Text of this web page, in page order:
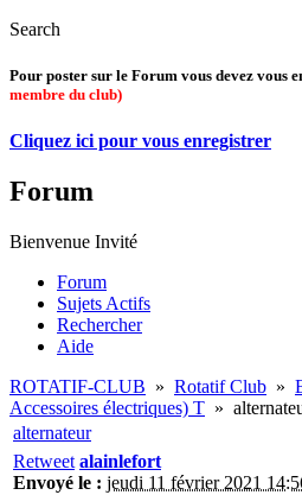
Search
Pour poster sur le Forum vous devez vous
membre du club)
Cliquez ici pour vous enregistrer
Forum
Bienvenue Invité
Forum
Sujets Actifs
Rechercher
Aide
ROTATIF-CLUB » Rotatif Club »
Accessoires électriques) T »
alternateur
Retweet alainlefort
Envoyé le : jeudi 11 février 2021